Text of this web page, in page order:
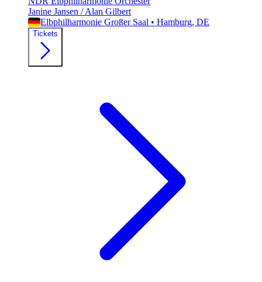
Janine Jansen / Alan Gilbert
Elbphilharmonie Großer Saal • Hamburg, DE
Tickets